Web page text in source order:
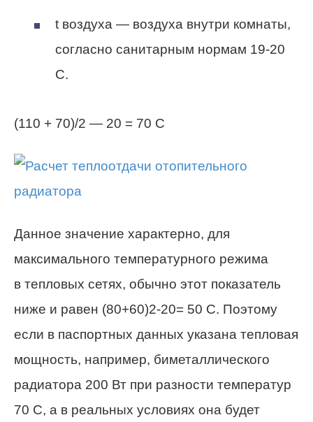
t воздуха — воздуха внутри комнаты,
согласно санитарным нормам 19-20
С.
(110 + 70)/2 — 20 = 70 С
Данное значение характерно, для
максимального температурного режима
в тепловых сетях, обычно этот показатель
ниже и равен (80+60)2-20= 50 С. Поэтому
если в паспортных данных указана тепловая
мощность, например, биметаллического
радиатора 200 Вт при разности температур
70 С, а в реальных условиях она будет